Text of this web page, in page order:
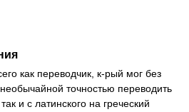
как переводчик, к-рый мог без
точностью переводить
и с латинского на греческий